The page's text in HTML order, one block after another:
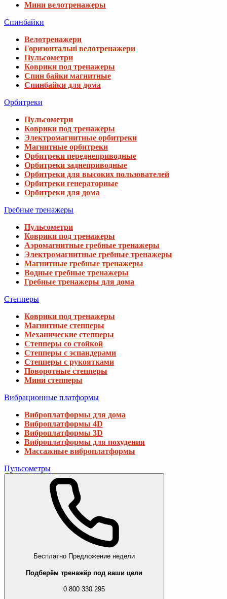
Мини велотренажеры
Спинбайки
Велотренажери
Горизонтальні велотренажери
Пульсометри
Коврики под тренажеры
Спин байки магнитные
Спинбайки для дома
Орбитреки
Пульсометри
Коврики под тренажеры
Электромагнитные орбитреки
Магнитные орбитреки
Орбитреки переднеприводные
Орбитреки заднеприводные
Орбитреки для высоких пользователей
Орбитреки генераторные
Орбитреки для дома
Гребные тренажеры
Пульсометри
Коврики под тренажеры
Аэромагнитные гребные тренажеры
Электромагнитные гребные тренажеры
Магнитные гребные тренажеры
Водные гребные тренажеры
Гребные тренажеры для дома
Степперы
Коврики под тренажеры
Магнитные степперы
Механические степперы
Степперы со стойкой
Степперы с эспандерами
Степперы с рукоятками
Поворотные степперы
Мини степперы
Вибрационные платформы
Виброплатформы для дома
Виброплатформы 4D
Виброплатформы 3D
Виброплатформы для похудения
Массажные виброплатформы
Пульсометры
Бесплатно Предложение недели
Подберём тренажёр под ваши цели
0 800 330 295